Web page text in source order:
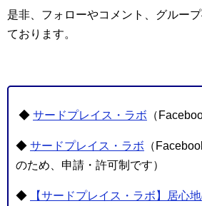
是非、フォローやコメント、グルー
ております。
◆ サードプレイス・ラボ （
◆ サードプレイス・ラボ （
のため、申請・許可制です）
◆
【サードプレイス・ラボ】居心